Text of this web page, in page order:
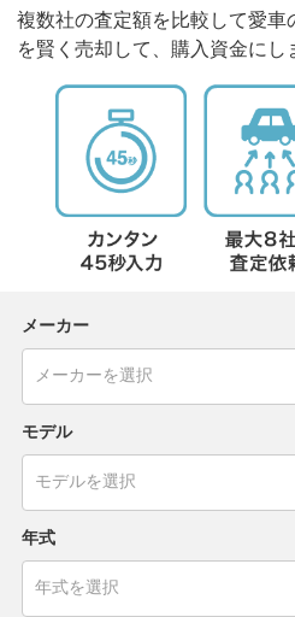
複数社の査定額を比較して愛
を賢く売却して、購入資金にし
メーカー
モデル
年式